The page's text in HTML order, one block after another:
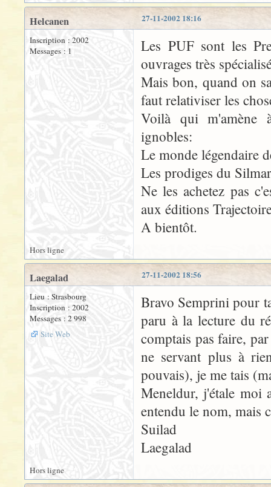
27-11-2002 18:16
Helcanen
Inscription : 2002
Messages : 1
Les PUF sont les
ouvrages très
Mais bon, quand on
faut relativiser les
Voilà qui m'amène
ignobles:
Le monde légendaire
Les prodiges du
Ne les achetez pas
aux éditions
A bientôt.
Hors ligne
27-11-2002 18:56
Laegalad
Lieu : Strasbourg
Inscription : 2002
Messages : 2 998
Site Web
Bravo Semprini pour
paru à la lecture du
comptais pas faire,
ne servant plus à
pouvais), je me tais
Meneldur, j'étale moi
entendu le nom, mais
Suilad
Laegalad
Hors ligne